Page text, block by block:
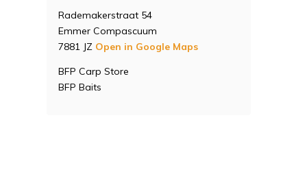
Rademakerstraat 54
Emmer Compascuum
7881 JZ Open in Google Maps
BFP Carp Store
BFP Baits